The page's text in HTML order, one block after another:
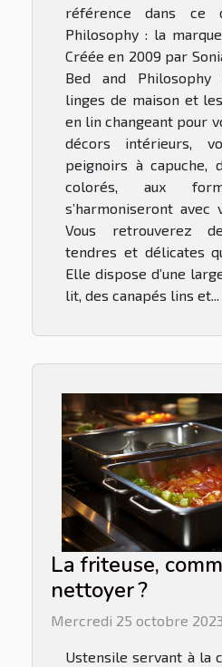
référence dans ce
Philosophy : la
Créée en 2009 par
Bed and
linges de maison et
en lin changeant pour
décors intérieurs,
peignoirs à capuche,
colorés, aux
s’harmoniseront avec
Vous retrouverez
tendres et délicates
Elle dispose d’une
lit, des canapés lins et...
La friteuse,
nettoyer ?
Mercredi 25 octobre 2023
Ustensile servant à la